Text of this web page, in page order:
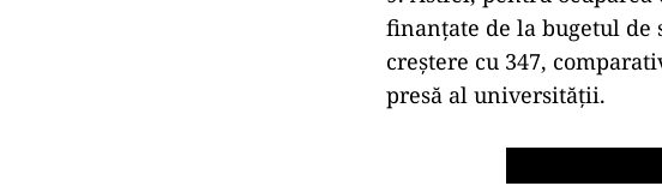
finanţate de la bugetul de
creştere cu 347,
presă al universităţii.